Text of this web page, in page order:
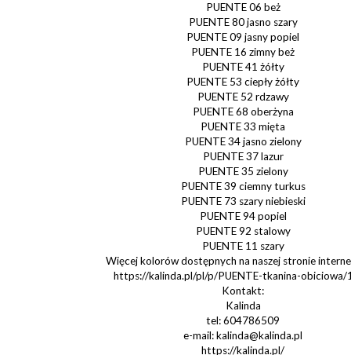
PUENTE 06 beż
PUENTE 80 jasno szary
PUENTE 09 jasny popiel
PUENTE 16 zimny beż
PUENTE 41 żółty
PUENTE 53 ciepły żółty
PUENTE 52 rdzawy
PUENTE 68 oberżyna
PUENTE 33 mięta
PUENTE 34 jasno zielony
PUENTE 37 lazur
PUENTE 35 zielony
PUENTE 39 ciemny turkus
PUENTE 73 szary niebieski
PUENTE 94 popiel
PUENTE 92 stalowy
PUENTE 11 szary
Więcej kolorów dostępnych na naszej stronie
https://kalinda.pl/pl/p/PUENTE-tkanina-obiciowa/
Kontakt:
Kalinda
tel: 604786509
e-mail: kalinda@kalinda.pl
https://kalinda.pl/